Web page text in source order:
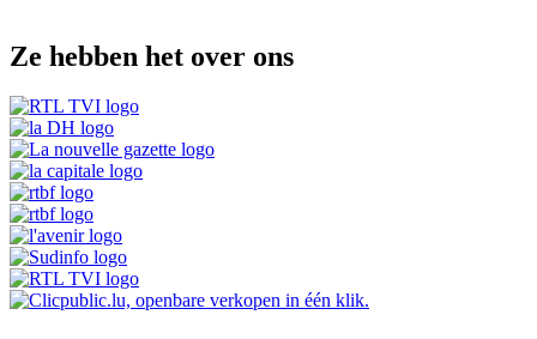
Ze hebben het over ons